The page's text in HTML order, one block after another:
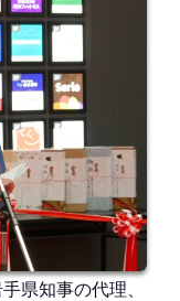
県知事の代理、